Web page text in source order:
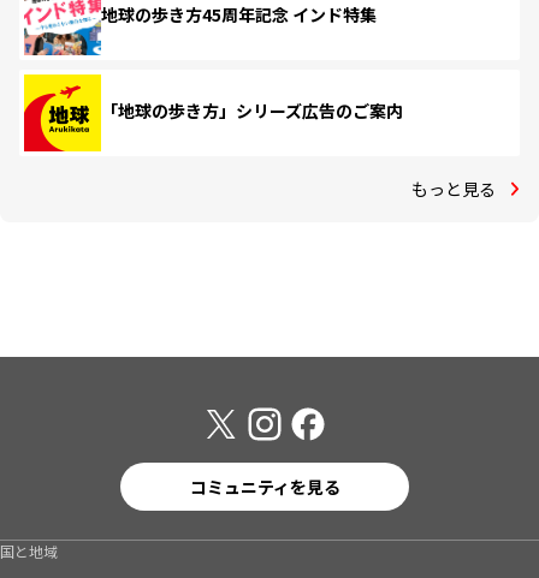
地球の歩き方45周年記念 インド特集
「地球の歩き方」シリーズ広告のご案内
もっと見る
コミュニティを見る
国と地域